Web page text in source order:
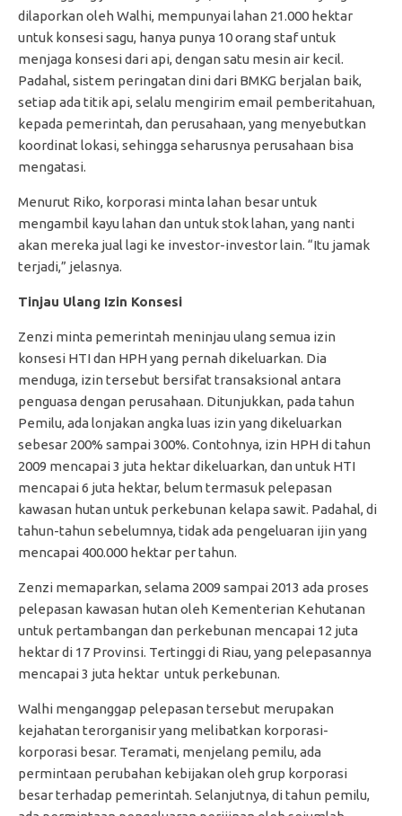
dilaporkan oleh Walhi, mempunyai lahan 21.000 hektar
untuk konsesi sagu, hanya punya 10 orang staf untuk
menjaga konsesi dari api, dengan satu mesin air kecil.
Padahal, sistem peringatan dini dari BMKG berjalan baik,
setiap ada titik api, selalu mengirim email pemberitahuan,
kepada pemerintah, dan perusahaan, yang menyebutkan
koordinat lokasi, sehingga seharusnya perusahaan bisa
mengatasi.
Menurut Riko, korporasi minta lahan besar untuk
mengambil kayu lahan dan untuk stok lahan, yang nanti
akan mereka jual lagi ke investor-investor lain. “Itu jamak
terjadi,” jelasnya.
Tinjau Ulang Izin Konsesi
Zenzi minta pemerintah meninjau ulang semua izin
konsesi HTI dan HPH yang pernah dikeluarkan. Dia
menduga, izin tersebut bersifat transaksional antara
penguasa dengan perusahaan. Ditunjukkan, pada tahun
Pemilu, ada lonjakan angka luas izin yang dikeluarkan
sebesar 200% sampai 300%. Contohnya, izin HPH di tahun
2009 mencapai 3 juta hektar dikeluarkan, dan untuk HTI
mencapai 6 juta hektar, belum termasuk pelepasan
kawasan hutan untuk perkebunan kelapa sawit. Padahal, di
tahun-tahun sebelumnya, tidak ada pengeluaran ijin yang
mencapai 400.000 hektar per tahun.
Zenzi memaparkan, selama 2009 sampai 2013 ada proses
pelepasan kawasan hutan oleh Kementerian Kehutanan
untuk pertambangan dan perkebunan mencapai 12 juta
hektar di 17 Provinsi. Tertinggi di Riau, yang pelepasannya
mencapai 3 juta hektar untuk perkebunan.
Walhi menganggap pelepasan tersebut merupakan
kejahatan terorganisir yang melibatkan korporasi-
korporasi besar. Teramati, menjelang pemilu, ada
permintaan perubahan kebijakan oleh grup korporasi
besar terhadap pemerintah. Selanjutnya, di tahun pemilu,